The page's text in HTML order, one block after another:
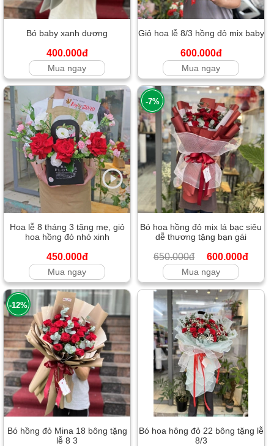
Bó baby xanh dương
400.000đ
Mua ngay
Giỏ hoa lễ 8/3 hồng đỏ mix baby
600.000đ
Mua ngay
Hoa lễ 8 tháng 3 tặng mẹ, giỏ
hoa hồng đỏ nhỏ xinh
450.000đ
Mua ngay
-7%
Bó hoa hồng đỏ mix lá bạc siêu
dễ thương tặng bạn gái
650.000đ 600.000đ
Mua ngay
-12%
Bó hồng đỏ Mina 18 bông tặng
lễ 8 3
Bó hoa hông đỏ 22 bông tặng lễ
8/3